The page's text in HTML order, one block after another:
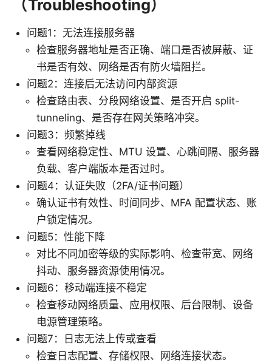
（Troubleshooting）
问题1：无法连接服务器
检查服务器地址是否正确、端口是否被屏蔽、证
书是否有效、网络是否有防火墙阻拦。
问题2：连接后无法访问内部资源
检查路由表、分段网络设置、是否开启 split-
tunneling、是否存在网关策略冲突。
问题3：频繁掉线
查看网络稳定性、MTU 设置、心跳间隔、服务器
负载、客户端版本是否过时。
问题4：认证失败（2FA/证书问题）
确认证书有效性、时间同步、MFA 配置状态、账
户锁定情况。
问题5：性能下降
对比不同加密等级的实际影响、检查带宽、网络
抖动、服务器资源使用情况。
问题6：移动端连接不稳定
检查移动网络质量、应用权限、后台限制、设备
电源管理策略。
问题7：日志无法上传或查看
检查日志配置、存储权限、网络连接状态。